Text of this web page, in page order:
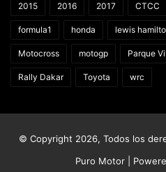
2015 2016 2017 CTCC
formula1 honda lewis
Motocross motogp Parque
Rally Dakar Toyota wrc
© Copyright 2026, Todos los
Puro Motor |